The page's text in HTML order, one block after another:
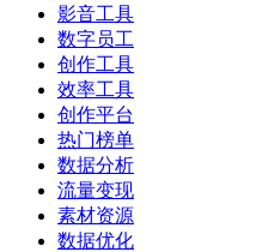
影音工具
数字员工
创作工具
效率工具
创作平台
热门榜单
数据分析
流量变现
素材资源
数据优化